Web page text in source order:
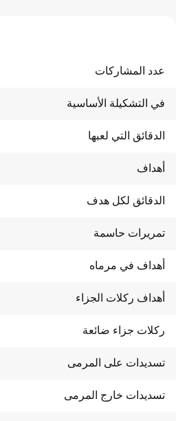
عدد المشاركات
في التشكيلة الأساسية
الدقائق التي لعبها
أهداف
الدقائق لكل هدف
تمريرات حاسمة
أهداف في مرماه
أهداف ركلات الجزاء
ركلات جزاء ضائعة
تسديدات على المرمى
تسديدات خارج المرمى